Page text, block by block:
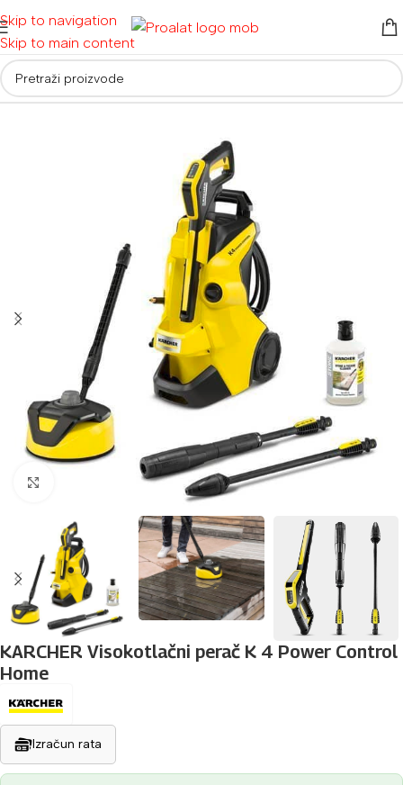
Skip to navigation
Skip to main content
Početna/ Alati za vrt i dom
KARCHER Visokotlačni perač K 4 Power Control
Home
Izračun rata